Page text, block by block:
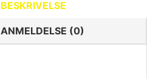
BESKRIVELSE
ANMELDELSE (0)